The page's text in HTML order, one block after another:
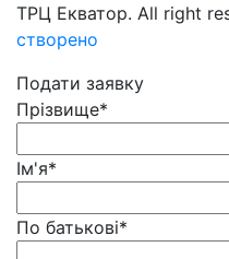
ТРЦ Екватор. All right
створено
Подати заявку
Прізвище*
Ім'я*
По батькові*